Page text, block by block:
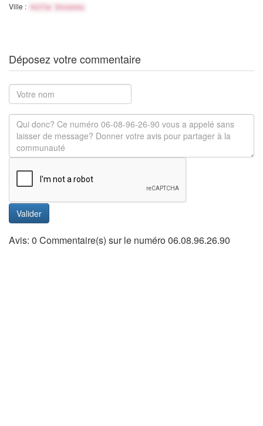
Ville : Ville Inconnu
Déposez votre commentaire
Valider
Avis: 0 Commentaire(s) sur le numéro 06.08.96.26.90